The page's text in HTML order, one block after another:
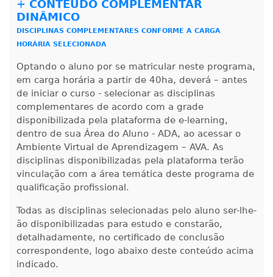
340 H 43dias 120dias
Matricular
360 H 45 dias 120 dias
R$ 1.784,48
Matricular
380 H 48dias 150dias
R$ 1.883,61
400 H 50 dias 150dias
R$ 1.982,74
Matricular
420 H 53 dias dias
R$ 2.082,12
Matricular
440 H 55
R$ 2.240,16
+ CONTEÚDO COMPLEMENTAR
DINÂMICO
DISCIPLINAS COMPLEMENTARES CONFORME A CARGA
HORÁRIA SELECIONADA
Optando o aluno por se matricular neste programa,
em carga horária a partir de 40ha, deverá – antes
de iniciar o curso - selecionar as disciplinas
complementares de acordo com a grade
disponibilizada pela plataforma de e-learning,
dentro de sua Área do Aluno - ADA, ao acessar o
Ambiente Virtual de Aprendizagem – AVA. As
disciplinas disponibilizadas pela plataforma terão
vinculação com a área temática deste programa de
qualificação profissional.
Todas as disciplinas selecionadas pelo aluno ser-lhe-
ão disponibilizadas para estudo e constarão,
detalhadamente, no certificado de conclusão
correspondente, logo abaixo deste conteúdo acima
indicado.